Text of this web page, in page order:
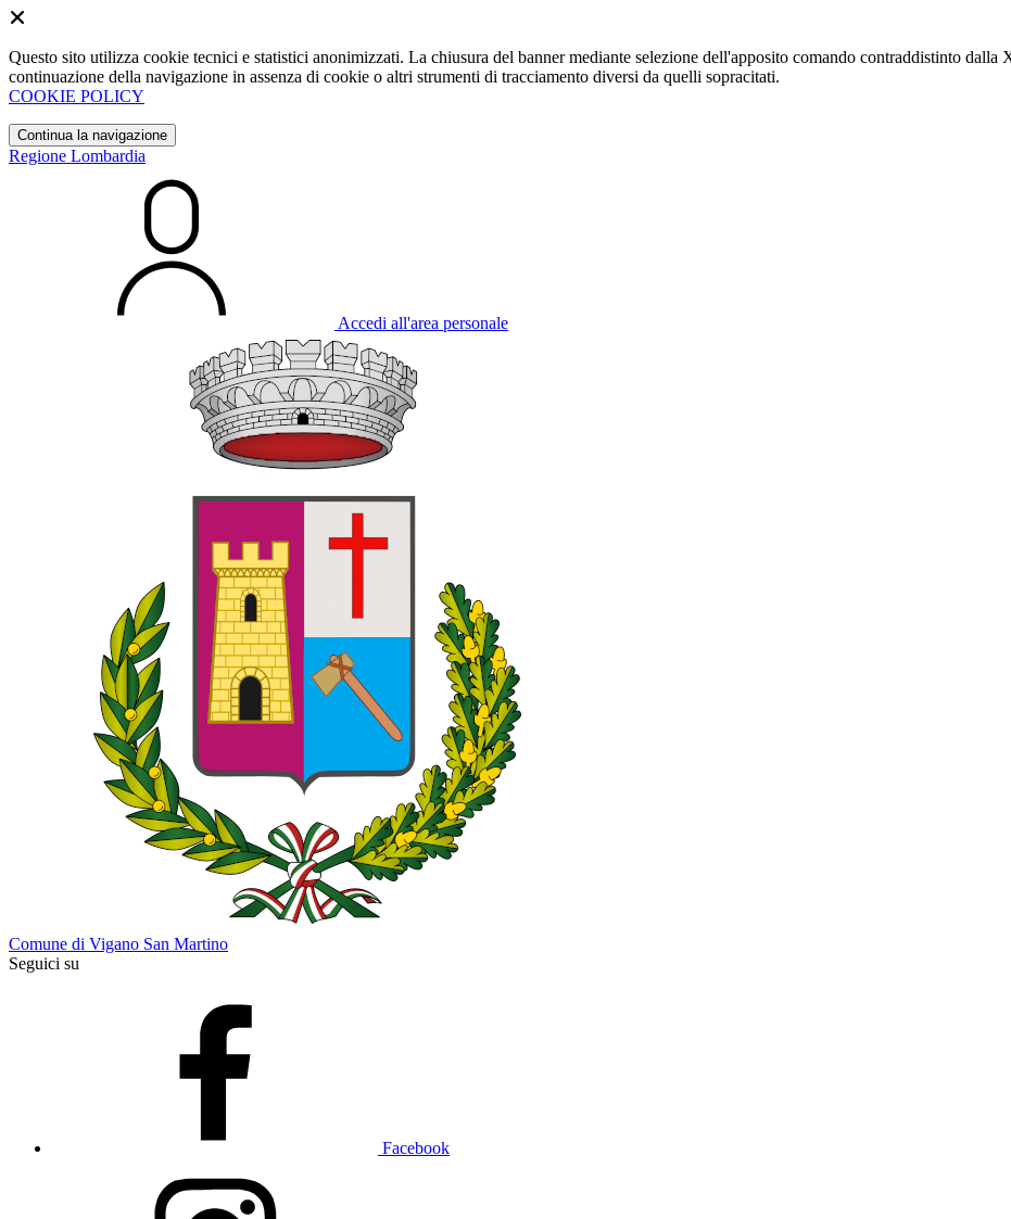
Questo sito utilizza cookie tecnici e statistici anonimizzati. La chiusura del banner mediante selezione dell'apposito comando contraddistinto
continuazione della navigazione in assenza di cookie o altri strumenti di tracciamento diversi da quelli sopracitati.
COOKIE POLICY
Continua la navigazione
Regione Lombardia
Accedi all'area personale
Comune di Vigano San Martino
Seguici su
Facebook